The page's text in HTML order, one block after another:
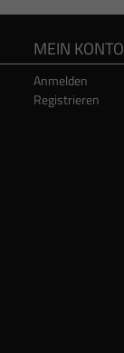
MEIN KONTO
Anmelden
Registrieren